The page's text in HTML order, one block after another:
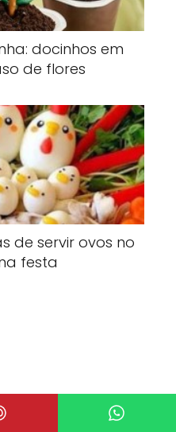
docinhos em
de flores
de servir ovos no
festa